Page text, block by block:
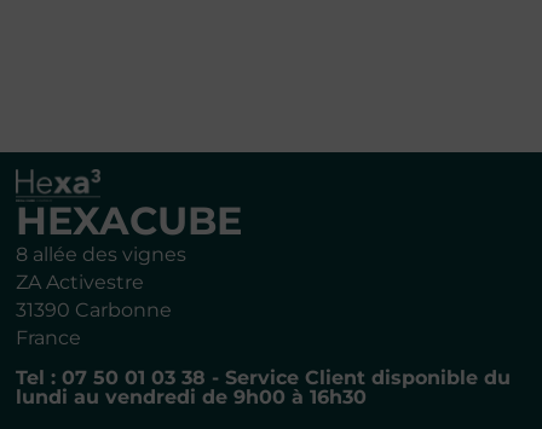
HEXACUBE
8 allée des vignes
ZA Activestre
31390 Carbonne
France
Tel : 07 50 01 03 38 - Service Client disponible du
lundi au vendredi de 9h00 à 16h30